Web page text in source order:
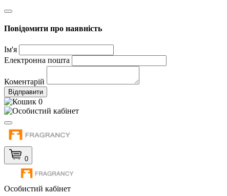
Повідомити про наявність
Ім'я
Електронна пошта
Коментарій
Відправити
0
0
Особистий кабінет